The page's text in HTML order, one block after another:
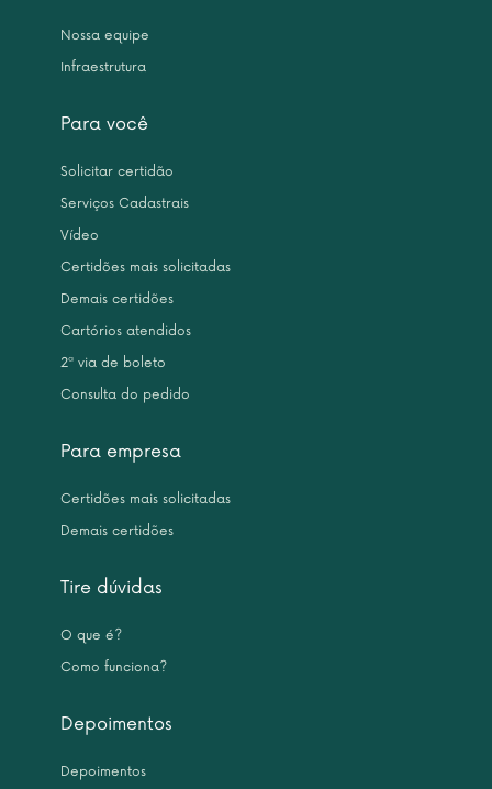
Nossa equipe
Infraestrutura
Para você
Solicitar certidão
Serviços Cadastrais
Vídeo
Certidões mais solicitadas
Demais certidões
Cartórios atendidos
2ª via de boleto
Consulta do pedido
Para empresa
Certidões mais solicitadas
Demais certidões
Tire dúvidas
O que é?
Como funciona?
Depoimentos
Depoimentos